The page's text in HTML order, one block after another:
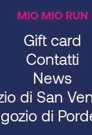
MIO MIO RUN
Gift card
Contatti
News
di San
di